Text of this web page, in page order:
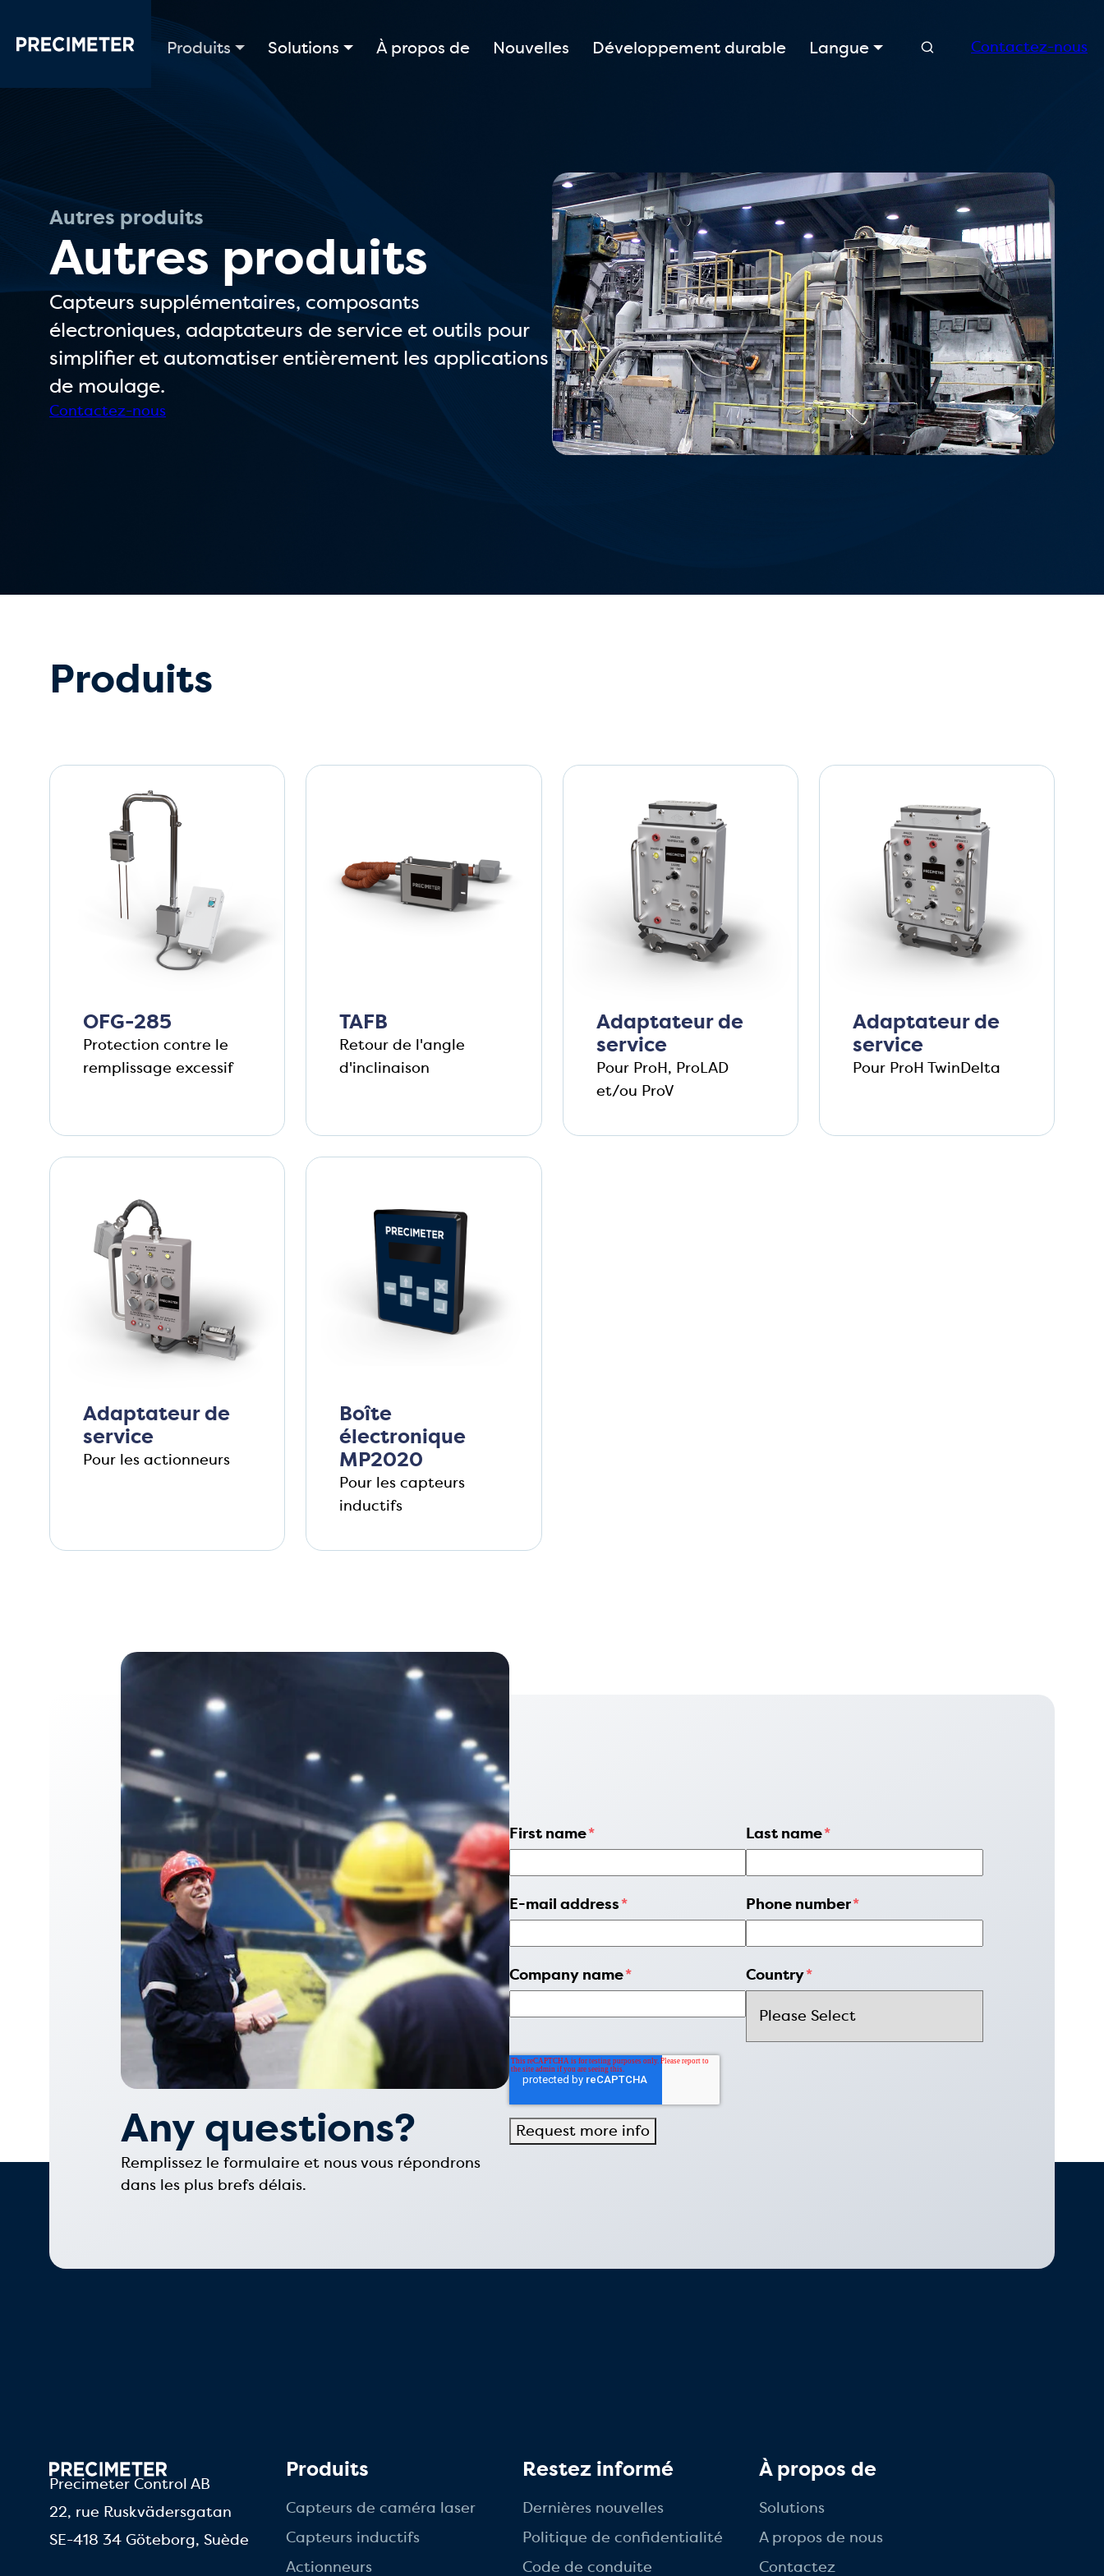
Produits Solutions À propos de Nouvelles Développement durable Langue Recherche
Contactez-nous
Autres produits
Autres produits
Capteurs supplémentaires, composants
électroniques, adaptateurs de service et outils pour
simplifier et automatiser entièrement les applications
de moulage.
Contactez-nous
Produits
OFG-285
Protection contre le
remplissage excessif
TAFB
Retour de l'angle
d'inclinaison
Adaptateur de
service
Pour ProH, ProLAD
et/ou ProV
Adaptateur de
service
Pour ProH TwinDelta
Adaptateur de
service
Pour les actionneurs
Boîte
électronique
MP2020
Pour les capteurs
inductifs
Any questions?
Remplissez le formulaire et nous vous répondrons
dans les plus brefs délais.
First name* Last name*
E-mail address* Phone number*
Company name* Country*
Precimeter Control AB
22, rue Ruskvädersgatan
SE-418 34 Göteborg, Suède
Produits
Capteurs de caméra laser
Capteurs inductifs
Actionneurs
Restez informé
Dernières nouvelles
Politique de confidentialité
Code de conduite
À propos de
Solutions
A propos de nous
Contactez